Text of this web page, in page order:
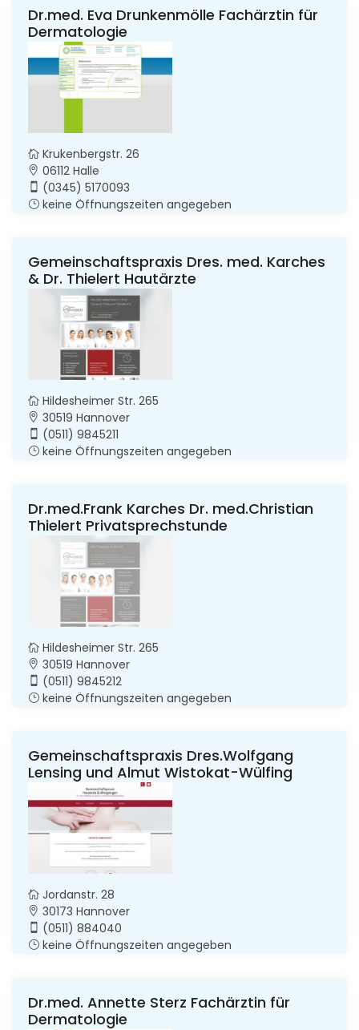
Dr.med. Eva Drunkenmölle Fachärztin für
Dermatologie
Krukenbergstr. 26
06112 Halle
(0345) 5170093
keine Öffnungszeiten angegeben
Gemeinschaftspraxis Dres. med. Karches
& Dr. Thielert Hautärzte
Hildesheimer Str. 265
30519 Hannover
(0511) 9845211
keine Öffnungszeiten angegeben
Dr.med.Frank Karches Dr. med.Christian
Thielert Privatsprechstunde
Hildesheimer Str. 265
30519 Hannover
(0511) 9845212
keine Öffnungszeiten angegeben
Gemeinschaftspraxis Dres.Wolfgang
Lensing und Almut Wistokat-Wülfing
Hautarzt
Jordanstr. 28
30173 Hannover
(0511) 884040
keine Öffnungszeiten angegeben
Dr.med. Annette Sterz Fachärztin für
Dermatologie